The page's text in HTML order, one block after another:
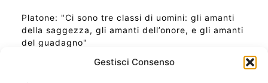
Gestisci Consenso
Platone: "Ci sono tre classi di uomini: gli amanti
della saggezza, gli amanti dell’onore, e gli amanti
del guadagno"